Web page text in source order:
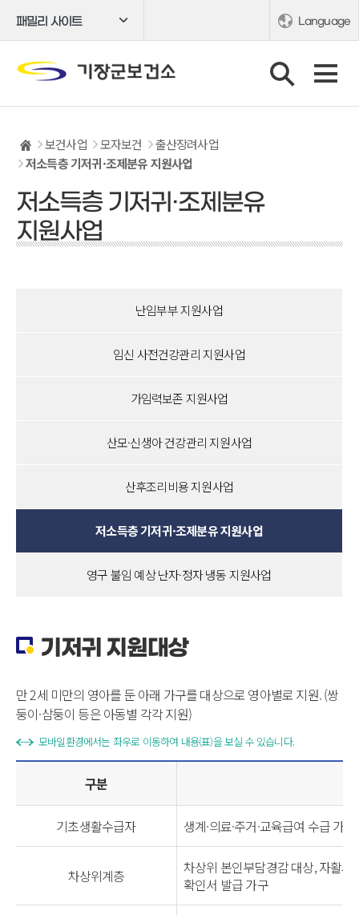
패밀리 사이트 Language
보건사업 모자보건
출산장려사업
저소득층 기저귀·조제분유 지원사업
저소득층 기저귀·조제분유
지원사업
난임부부 지원사업
임신 사전건강관리 지원사업
가임력보존 지원사업
산모·신생아 건강관리 지원사업
산후조리비용 지원사업
저소득층 기저귀·조제분유 지원사업
영구 불임 예상 난자·정자 냉동 지원사업
기저귀 지원대상
만 2세 미만의 영아를 둔 아래 가구를 대상으로 영아별로 지원. (쌍
둥이·삼둥이 등은 아동별 각각 지원)
모바일환경에서는 좌우로 이동하여 내용(표)을 보실 수 있습니다.
구분
기초생활수급자 생계·의료·주거·교육급여 수급 가구
차상위계층
차상위 본인부담경감 대상, 자활사
확인서 발급 가구